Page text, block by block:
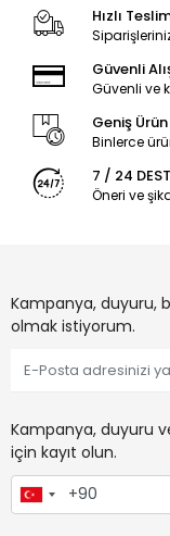
Hızlı
Güvenli
Güvenli ve
Geniş
Binlerce
7 / 24
Öneri ve
Kampanya, duyuru,
olmak istiyorum.
Kampanya, duyuru
için kayıt olun.